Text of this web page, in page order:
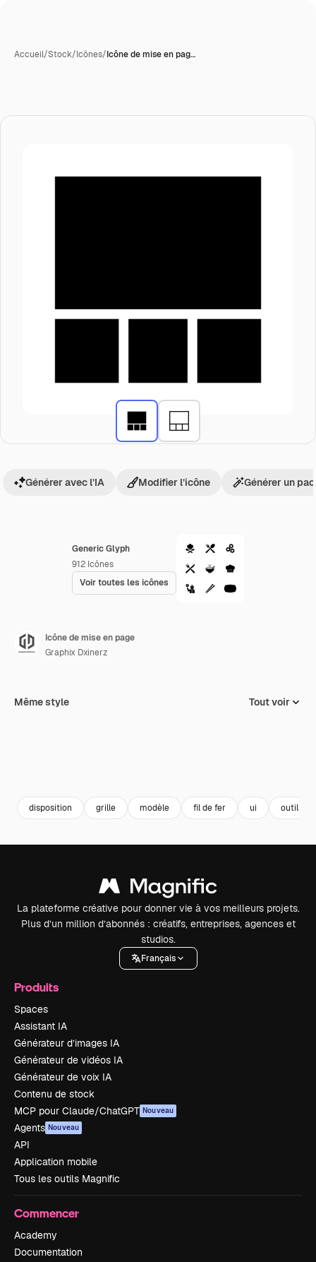
Accueil/Stock/Icônes/Icône de mise en pag…
Generic Glyph
912 Icônes
Voir toutes les icônes
Générer avec l’IA Modifier l’icône Générer un
Icône de mise en page
Graphix Dxinerz
Même style Tout voir
disposition grille modèle fil de fer ui outils
La plateforme créative pour donner vie à vos meilleurs projets.
Plus d’un million d’abonnés : créatifs, entreprises, agences et
studios.
Français
Produits
Spaces
Assistant IA
Générateur d’images IA
Générateur de vidéos IA
Générateur de voix IA
Contenu de stock
MCP pour Claude/ChatGPT Nouveau
Agents Nouveau
API
Application mobile
Tous les outils Magnific
Commencer
Academy
Documentation